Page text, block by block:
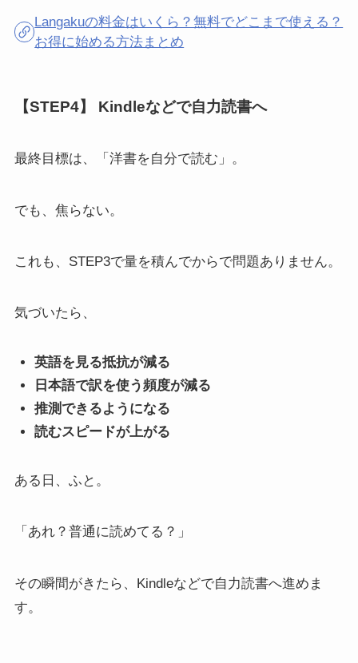
Langakuの料金はいくら？無料でどこまで使える？
お得に始める方法まとめ
【STEP4】 Kindleなどで自力読書へ
最終目標は、「洋書を自分で読む」。
でも、焦らない。
これも、STEP3で量を積んでからで問題ありません。
気づいたら、
英語を見る抵抗が減る
日本語で訳を使う頻度が減る
推測できるようになる
読むスピードが上がる
ある日、ふと。
「あれ？普通に読めてる？」
その瞬間がきたら、Kindleなどで自力読書へ進めま
す。